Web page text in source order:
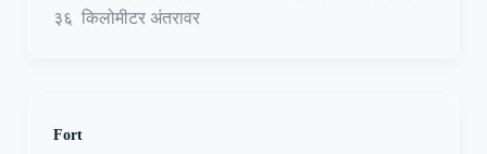
३६ किलोमीटर अंतरावर
Fort